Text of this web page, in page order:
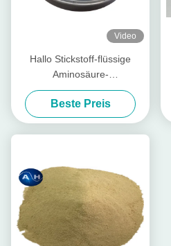
Video
Hallo Stickstoff-flüssige
Aminosäure-
Betriebsdüngemittel-
Bewässerungssystem-
Unterstützung
Beste Preis